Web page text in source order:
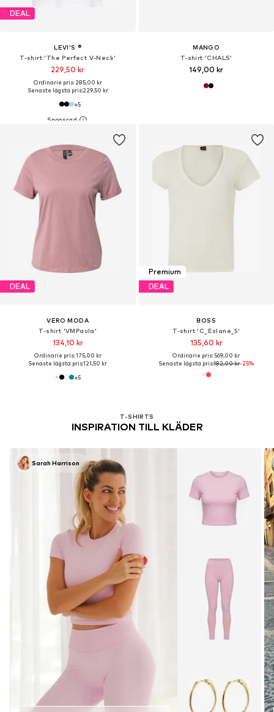
DEAL
LEVI'S ®
T-shirt 'The Perfect V-Neck'
229,50 kr
Ordinarie pris: 285,00 kr
Senaste lägsta pris:229,50 kr
+5
MANGO
T-shirt 'CHALS'
149,00 kr
DEAL
VERO MODA
T-shirt 'VMPaula'
134,10 kr
Ordinarie pris: 175,00 kr
Senaste lägsta pris:121,50 kr
+5
T-SHIRTS
INSPIRATION TILL KLÄDER
Sarah Harrison
Premium
DEAL
BOSS
T-shirt 'C_Eslane_5'
135,60 kr
Ordinarie pris: 569,00 kr
Senaste lägsta pris:182,00 kr-25%